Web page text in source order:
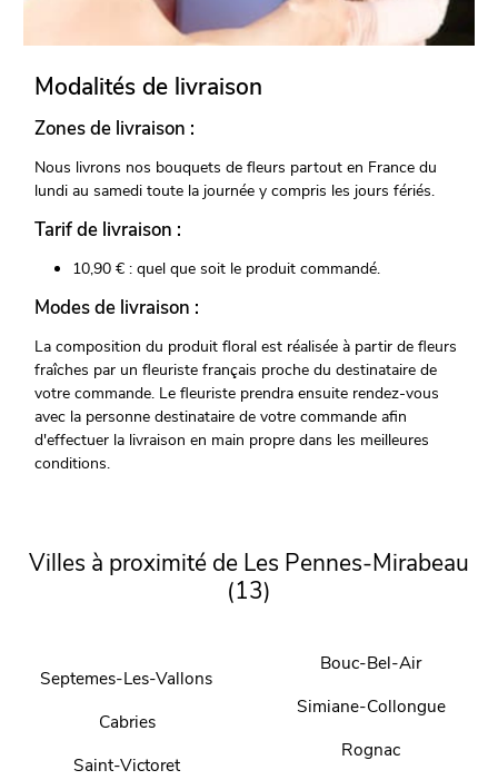
Modalités de livraison
Zones de livraison :
Nous livrons nos bouquets de fleurs partout en France du
lundi au samedi toute la journée y compris les jours fériés.
Tarif de livraison :
10,90 € : quel que soit le produit commandé.
Modes de livraison :
La composition du produit floral est réalisée à partir de fleurs
fraîches par un fleuriste français proche du destinataire de
votre commande. Le fleuriste prendra ensuite rendez-vous
avec la personne destinataire de votre commande afin
d'effectuer la livraison en main propre dans les meilleures
conditions.
Villes à proximité de Les Pennes-Mirabeau
(13)
Septemes-Les-Vallons
Cabries
Saint-Victoret
Bouc-Bel-Air
Simiane-Collongue
Rognac